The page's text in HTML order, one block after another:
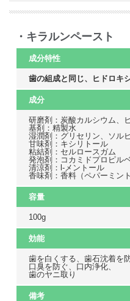
・キラルンペースト
成分特性
歯の組成と同じ、ヒドロキ
成分
研磨剤：炭酸カルシウム、
基剤：精製水
湿潤剤：グリセリン、ソル
甘味剤：キシリトール
粘結剤：セルロースガム
発泡剤：コカミドプロピル
清涼剤：l-メントール
香味剤：香料（ペパーミン
容量
100g
効能
歯を白くする、歯石沈着を
口臭を防ぐ、口内浄化、
歯のヤニ取り
備考